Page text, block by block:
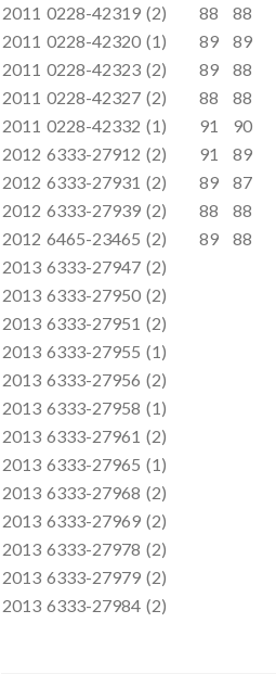
2011 0228-42319 (2) 88 88
2011 0228-42320 (1) 89 89
2011 0228-42323 (2) 89 88
2011 0228-42327 (2) 88 88
2011 0228-42332 (1) 91 90
2012 6333-27912 (2) 91 89
2012 6333-27931 (2) 89 87
2012 6333-27939 (2) 88 88
2012 6465-23465 (2) 89 88
2013 6333-27947 (2)
2013 6333-27950 (2)
2013 6333-27951 (2)
2013 6333-27955 (1)
2013 6333-27956 (2)
2013 6333-27958 (1)
2013 6333-27961 (2)
2013 6333-27965 (1)
2013 6333-27968 (2)
2013 6333-27969 (2)
2013 6333-27978 (2)
2013 6333-27979 (2)
2013 6333-27984 (2)